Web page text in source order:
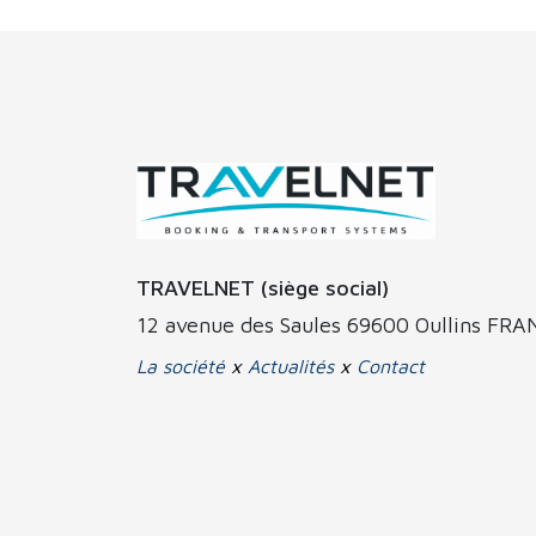
TRAVELNET (siège social)
12 avenue des Saules 69600 Oullins
La société x Actualitésx Contact